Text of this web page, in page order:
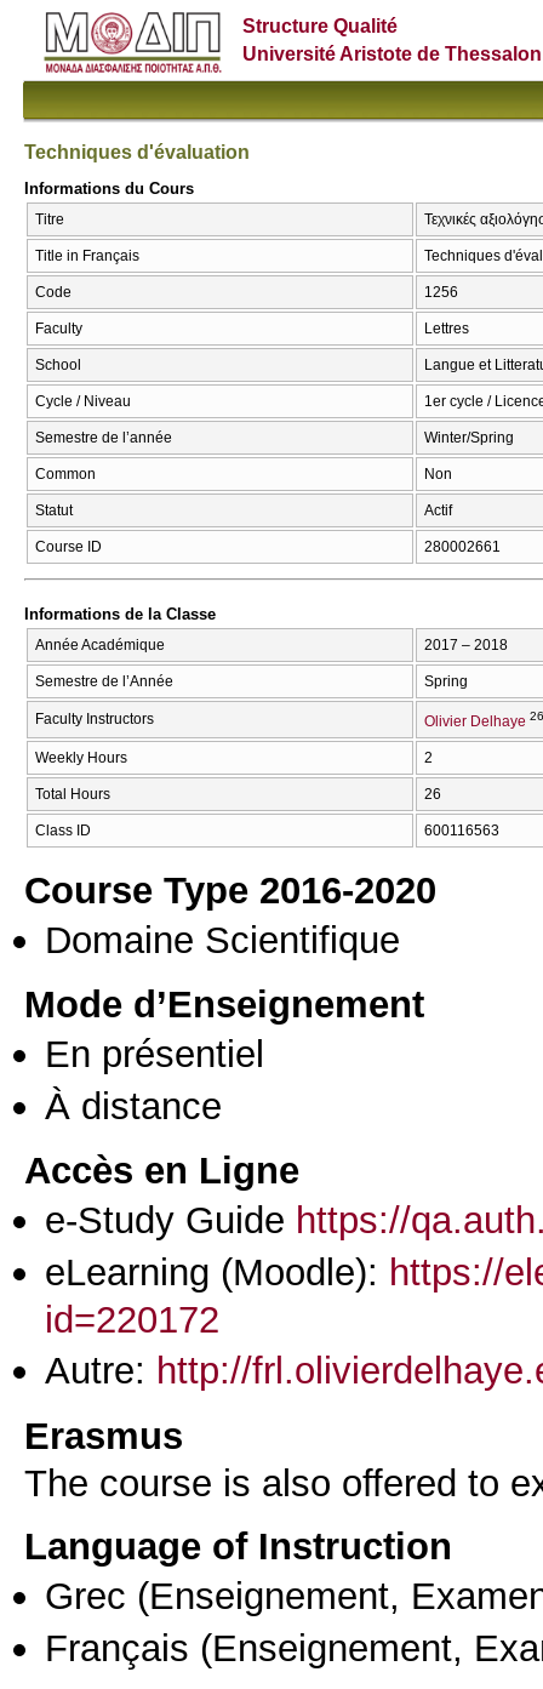
Structure Qualité
Université Aristote de
Techniques d'évaluation
Informations du Cours
Titre Τεχνικές
Title in Français Techniques
Code 1256
Faculty Lettres
School Langue et
Cycle / Niveau 1er cycle /
Semestre de l’année Winter/Spring
Common Non
Statut Actif
Course ID 280002661
Informations de la Classe
Année Académique 2017 – 2018
Semestre de l’Année Spring
Faculty Instructors Olivier Delhaye
Weekly Hours 2
Total Hours 26
Class ID 600116563
Course Type 2016-2020
Domaine Scientifique
Mode d’Enseignement
En présentiel
À distance
Accès en Ligne
e-Study Guide https://
eLearning (Moodle): https://
id=220172
Autre: http://
Erasmus
The course is also offered to
Language of Instruction
Grec (Enseignement,
Français (Enseignement,